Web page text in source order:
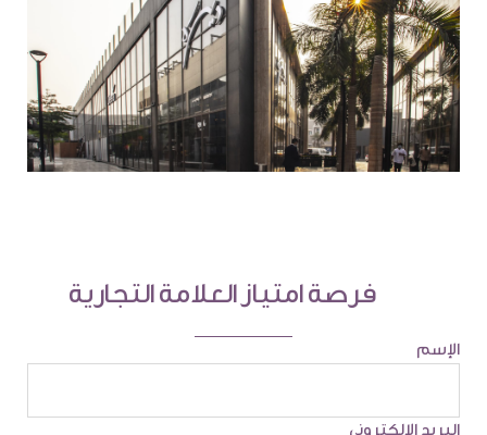
فرصة امتياز العلامة التجارية
الإسم
البريد الإلكتروني